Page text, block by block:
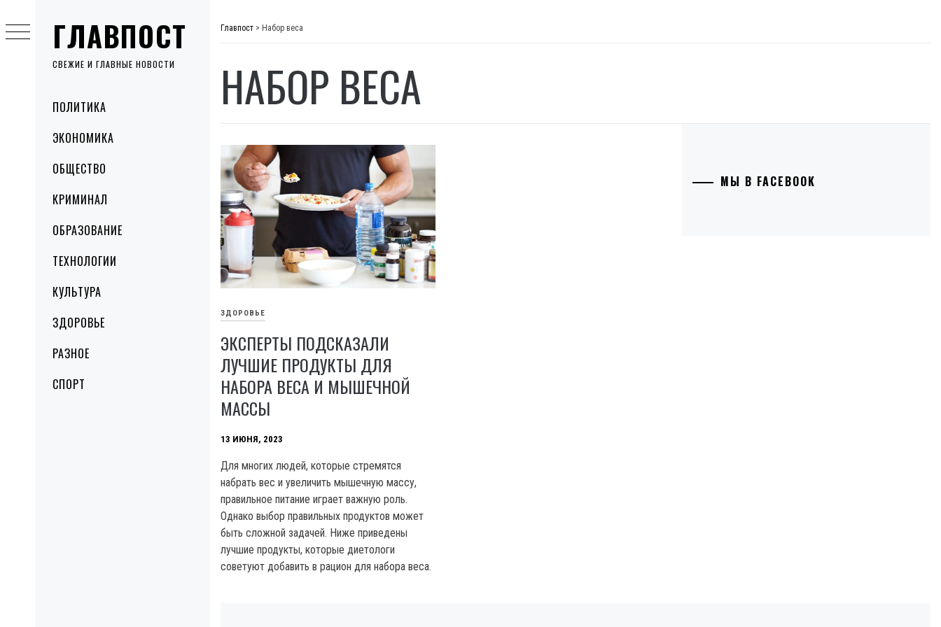
ГЛАВПОСТ
СВЕЖИЕ И ГЛАВНЫЕ НОВОСТИ
MenuПОЛИТИКА
ЭКОНОМИКА
ОБЩЕСТВО
КРИМИНАЛ
ОБРАЗОВАНИЕ
ТЕХНОЛОГИИ
КУЛЬТУРА
ЗДОРОВЬЕ
РАЗНОЕ
СПОРТ
to
content
Главпост > Набор веса
НАБОР ВЕСА
ЗДОРОВЬЕ
ЭКСПЕРТЫ ПОДСКАЗАЛИ
ЛУЧШИЕ ПРОДУКТЫ ДЛЯ
НАБОРА ВЕСА И МЫШЕЧНОЙ
МАССЫ
13 ИЮНЯ, 2023
Для многих людей, которые стремятся
набрать вес и увеличить мышечную массу,
правильное питание играет важную роль.
Однако выбор правильных продуктов может
быть сложной задачей. Ниже приведены
лучшие продукты, которые диетологи
советуют добавить в рацион для набора веса.
МЫ В FACEBOOK